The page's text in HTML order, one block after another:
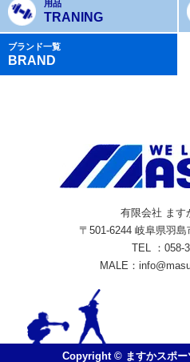
用品
TRANING
ブランド一覧
BRAND
有限会社 ます
〒501-6244 岐阜県羽
TEL ：058-
MALE：
Copyright © ますかスポ